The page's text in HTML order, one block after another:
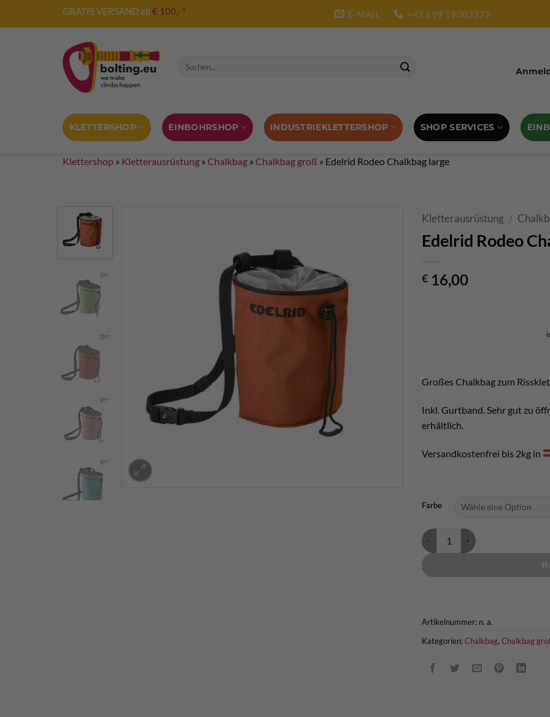
GRATIS VERSAND ab€ 100,- * E-MAIL +43 699 19083372
Suche nach:
KLETTERSHOP EINBOHRSHOP INDUSTRIEKLETTERSHOP SHOP SERVICES
Klettershop » Kletterausrüstung » Chalkbag » Chalkbag groß » Edelrid Rodeo Chalkbag large
Kletterausrüstung /
Edelrid Rodeo
€ 16,00
Großes Chalkbag zum
Inkl. Gurtband. Sehr gut zu
erhältlich.
Versandkostenfrei bis 2kg in
Farbe
Edelrid Rodeo Chalkbag large
Artikelnummer: n. a.
Kategorien:Chalkbag, Chalkbag